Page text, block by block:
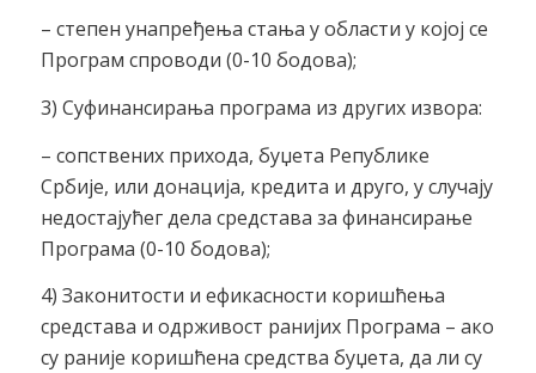
– степен унапређења стања у области у којој се
Програм спроводи (0-10 бодова);
3) Суфинансирања програма из других извора:
– сопствених прихода, буџета Републике
Србије, или донација, кредита и друго, у случају
недостајућег дела средстава за финансирање
Програма (0-10 бодова);
4) Законитости и ефикасности коришћења
средстава и одрживост ранијих Програма – ако
су раније коришћена средства буџета, да ли су